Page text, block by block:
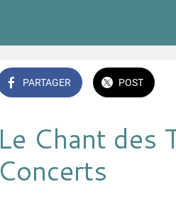
PARTAGER POST
Le Chant des
Concerts